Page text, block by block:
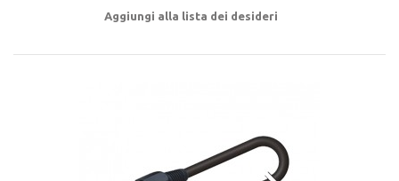
Aggiungi alla lista dei desideri